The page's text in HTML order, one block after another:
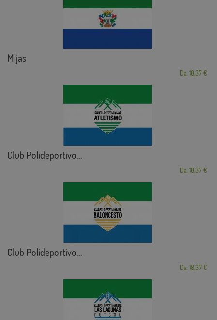
Mijas
Da: 18,37 €
Club Polideportivo...
Da: 18,37 €
Club Polideportivo...
Da: 18,37 €